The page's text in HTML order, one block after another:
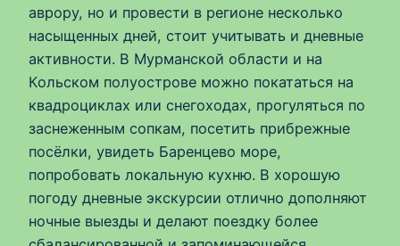
аврору, но и провести в регионе несколько
насыщенных дней, стоит учитывать и дневные
активности. В Мурманской области и на
Кольском полуострове можно покататься на
квадроциклах или снегоходах, прогуляться по
заснеженным сопкам, посетить прибрежные
посёлки, увидеть Баренцево море,
попробовать локальную кухню. В хорошую
погоду дневные экскурсии отлично дополняют
ночные выезды и делают поездку более